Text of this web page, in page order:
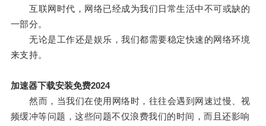
互联网时代，网络已经成为我们日常生活中不可或缺的
一部分。
无论是工作还是娱乐，我们都需要稳定快速的网络环境
来支持。
加速器下载安装免费2024
然而，当我们在使用网络时，往往会遇到网速过慢、视
频缓冲等问题，这些问题不仅浪费我们的时间，而且还影响